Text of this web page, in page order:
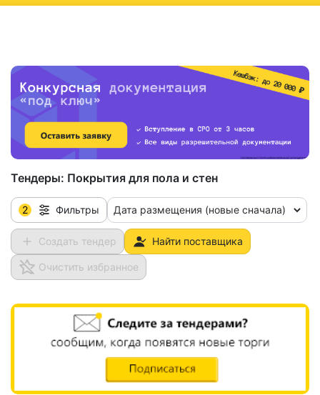
Тендеры: Покрытия для пола и стен
2 Фильтры Дата размещения (новые сначала)
Создать тендер Найти поставщика
Очистить избранное